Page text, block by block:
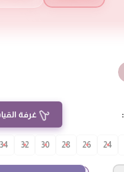
غرفة
24
26
28
30
32
34